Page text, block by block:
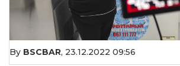
By BSCBAR, 23.12.2022 09:56